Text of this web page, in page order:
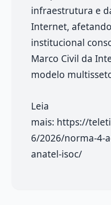
infraestrutura e
Internet,
institucional
Marco Civil da
modelo
Leia
mais: https://
6/2026/norma-4-
anatel-isoc/